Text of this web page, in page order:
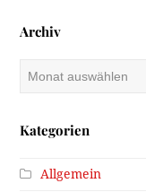
Archiv
Kategorien
Allgemein